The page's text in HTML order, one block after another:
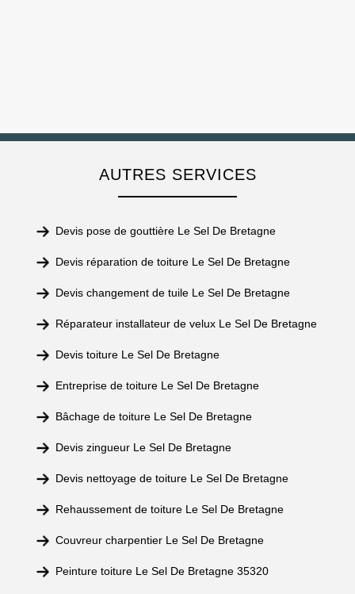
AUTRES SERVICES
Devis pose de gouttière Le Sel De Bretagne
Devis réparation de toiture Le Sel De Bretagne
Devis changement de tuile Le Sel De Bretagne
Réparateur installateur de velux Le Sel De Bretagne
Devis toiture Le Sel De Bretagne
Entreprise de toiture Le Sel De Bretagne
Bâchage de toiture Le Sel De Bretagne
Devis zingueur Le Sel De Bretagne
Devis nettoyage de toiture Le Sel De Bretagne
Rehaussement de toiture Le Sel De Bretagne
Couvreur charpentier Le Sel De Bretagne
Peinture toiture Le Sel De Bretagne 35320